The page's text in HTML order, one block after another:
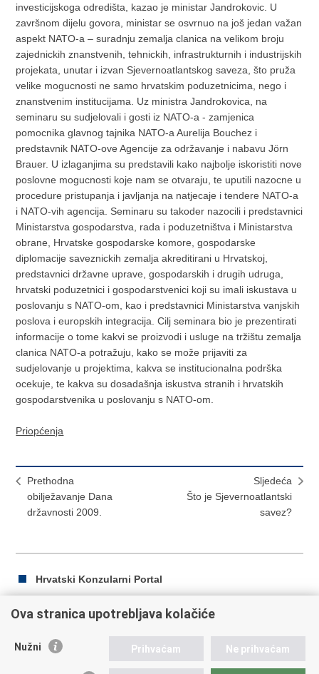
investicijskoga odredišta, kazao je ministar Jandrokovic. U
završnom dijelu govora, ministar se osvrnuo na još jedan važan
aspekt NATO-a – suradnju zemalja clanica na velikom broju
zajednickih znanstvenih, tehnickih, infrastrukturnih i industrijskih
projekata, unutar i izvan Sjevernoatlantskog saveza, što pruža
velike mogucnosti ne samo hrvatskim poduzetnicima, nego i
znanstvenim institucijama. Uz ministra Jandrokovica, na
seminaru su sudjelovali i gosti iz NATO-a - zamjenica
pomocnika glavnog tajnika NATO-a Aurelija Bouchez i
predstavnik NATO-ove Agencije za održavanje i nabavu Jörn
Brauer. U izlaganjima su predstavili kako najbolje iskoristiti nove
poslovne mogucnosti koje nam se otvaraju, te uputili nazocne u
procedure pristupanja i javljanja na natjecaje i tendere NATO-a
i NATO-vih agencija. Seminaru su takoder nazocili i predstavnici
Ministarstva gospodarstva, rada i poduzetništva i Ministarstva
obrane, Hrvatske gospodarske komore, gospodarske
diplomacije saveznickih zemalja akreditirani u Hrvatskoj,
predstavnici državne uprave, gospodarskih i drugih udruga,
hrvatski poduzetnici i gospodarstvenici koji su imali iskustava u
poslovanju s NATO-om, kao i predstavnici Ministarstva vanjskih
poslova i europskih integracija. Cilj seminara bio je prezentirati
informacije o tome kakvi se proizvodi i usluge na tržištu zemalja
clanica NATO-a potražuju, kako se može prijaviti za
sudjelovanje u projektima, kakva se institucionalna podrška
ocekuje, te kakva su dosadašnja iskustva stranih i hrvatskih
gospodarstvenika u poslovanju s NATO-om.
Priopćenja
Prethodna
obilježavanje Dana
državnosti 2009.
Sljedeća
Što je Sjevernoatlantski
savez?
Hrvatski Konzularni Portal
Ispiši
Podijeli
Ova stranica upotrebljava kolačiće
Nužni Prihvaćam Ne prihvaćam